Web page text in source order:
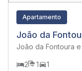
Apartamento
João da
João da Fontoura
2 1 1